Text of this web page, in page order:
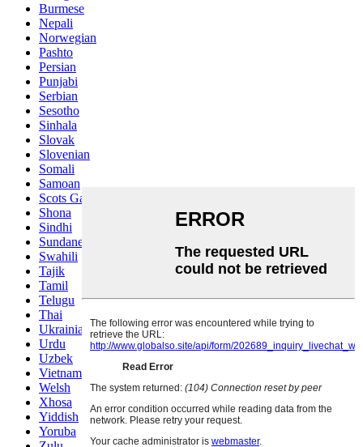
Burmese
Nepali
Norwegian
Pashto
Persian
Punjabi
Serbian
Sesotho
Sinhala
Slovak
Slovenian
Somali
Samoan
Scots Gaelic
Shona
Sindhi
Sundanese
Swahili
Tajik
Tamil
Telugu
Thai
Ukrainian
Urdu
Uzbek
Vietnamese
Welsh
Xhosa
Yiddish
Yoruba